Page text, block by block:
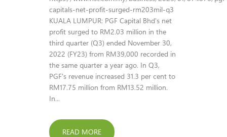
capitals-net-profit-surged-rm203mil-q3
KUALA LUMPUR: PGF Capital Bhd's net
profit surged to RM2.03 million in the
third quarter (Q3) ended November 30,
2022 (FY23) from RM39,000 recorded in
the same quarter a year ago. In Q3,
PGF's revenue increased 31.3 per cent to
RM17.75 million from RM13.52 million.
In...
READ MORE